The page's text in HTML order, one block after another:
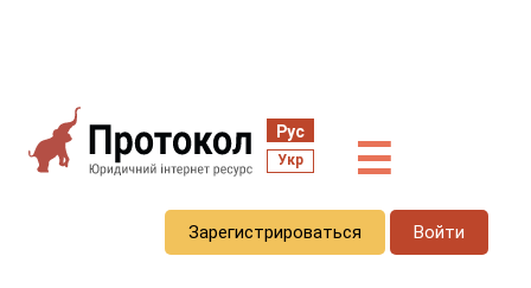
Рус
Укр ☰
Зарегистрироваться Войти